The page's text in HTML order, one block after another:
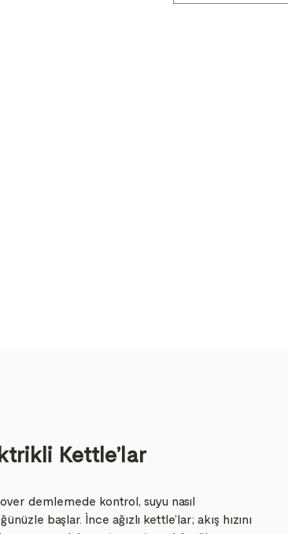
Kettle’lar
demlemede kontrol, suyu nasıl
başlar. İnce ağızlı kettle’lar; akış hızını